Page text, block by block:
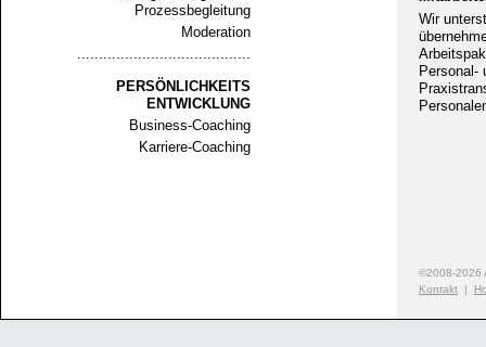
Wir
Personal-
©2008-2026
Kontakt |
Prozessbegleitung
Moderation
........................................
PERSÖNLICHKEITS
ENTWICKLUNG
Business-Coaching
Karriere-Coaching